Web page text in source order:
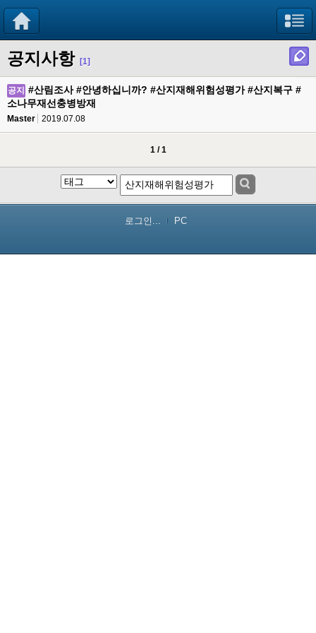
공지사항 [1]
공지
#산림조사 #안녕하십니까? #산지재해위험성평가 #산지복구 #
소나무재선충병방재
Master 2019.07.08
1 / 1
로그인... PC